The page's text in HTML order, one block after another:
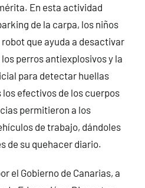
En esta actividad
de la carpa, los niños
que ayuda a desactivar
perros antiexplosivos y la
para detectar huellas
efectivos de los cuerpos
permitieron a los
de trabajo, dándoles
de su quehacer diario.
el Gobierno de Canarias, a